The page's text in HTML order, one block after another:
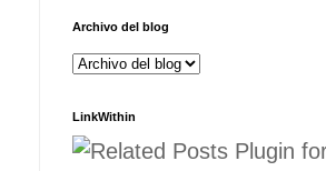
Archivo del blog
LinkWithin